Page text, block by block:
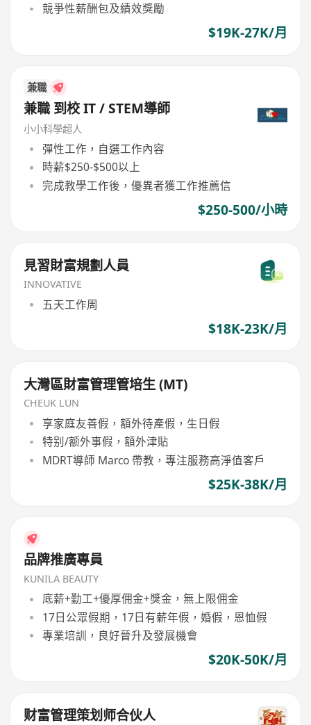
競爭性薪酬包及績效獎勵
$19K-27K/月
兼職
兼職 到校 IT / STEM導師
小小科學超人
彈性工作，自選工作內容
時薪$250-$500以上
完成教學工作後，優異者獲工作推薦信
$250-500/小時
見習財富規劃人員
INNOVATIVE
五天工作周
$18K-23K/月
大灣區財富管理管培生 (MT)
CHEUK LUN
享家庭友善假，額外待產假，生日假
特别/额外事假，額外津貼
MDRT導師 Marco 帶教，專注服務高淨值客戶
$25K-38K/月
品牌推廣專員
KUNILA BEAUTY
底薪+勤工+優厚佣金+獎金，無上限佣金
17日公眾假期，17日有薪年假，婚假，恩恤假
專業培訓，良好晉升及發展機會
$20K-50K/月
财富管理策划师合伙人